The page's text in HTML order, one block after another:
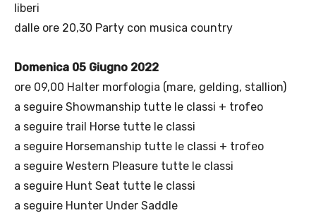
liberi
dalle ore 20,30 Party con musica country
Domenica 05 Giugno 2022
ore 09,00 Halter morfologia (mare, gelding, stallion)
a seguire Showmanship tutte le classi + trofeo
a seguire trail Horse tutte le classi
a seguire Horsemanship tutte le classi + trofeo
a seguire Western Pleasure tutte le classi
a seguire Hunt Seat tutte le classi
a seguire Hunter Under Saddle